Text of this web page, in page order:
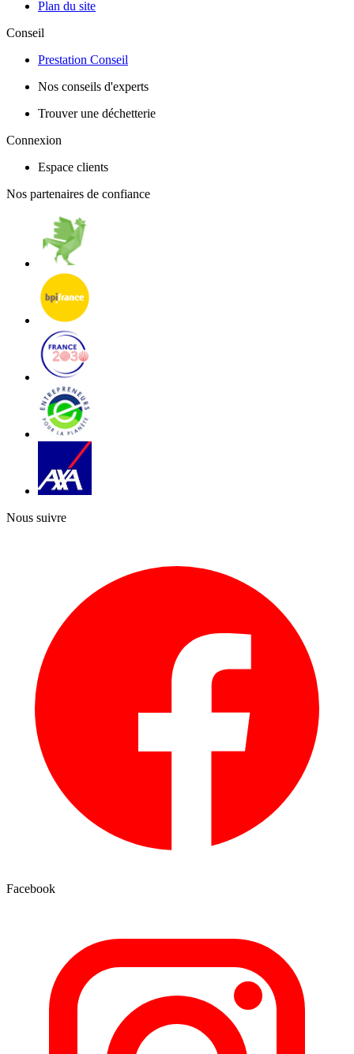
Plan du site
Conseil
Prestation Conseil
Nos conseils d'experts
Trouver une déchetterie
Connexion
Espace clients
Nos partenaires de confiance
Nous suivre
Facebook